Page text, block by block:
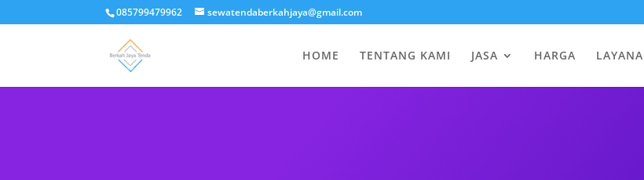
085799479962 sewatendaberkahjaya@gmail.com
HOME TENTANG KAMI JASA HARGA